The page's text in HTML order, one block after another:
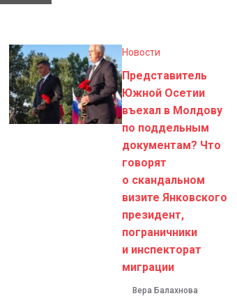
Новости
Представитель
Южной Осетии
въехал в Молдову
по поддельным
документам? Что
говорят
о скандальном
визите Янковского
президент,
пограничники
и инспекторат
миграции
Вера Балахнова